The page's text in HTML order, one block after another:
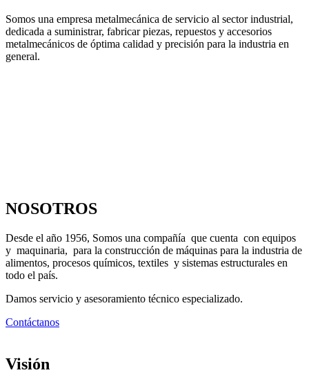
Somos una empresa metalmecánica de servicio al sector industrial,
dedicada a suministrar, fabricar piezas, repuestos y accesorios
metalmecánicos de óptima calidad y precisión para la industria en
general.
NOSOTROS
Desde el año 1956, Somos una compañía que cuenta con equipos
y maquinaria, para la construcción de máquinas para la industria de
alimentos, procesos químicos, textiles y sistemas estructurales en
todo el país.
Damos servicio y asesoramiento técnico especializado.
Contáctanos
Visión